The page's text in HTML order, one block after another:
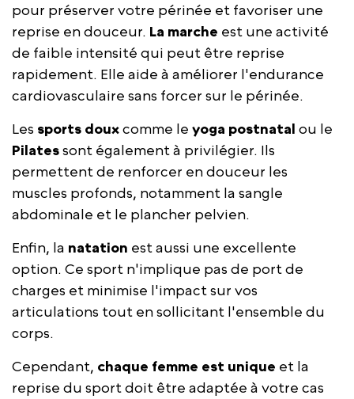
pour préserver votre périnée et favoriser une
reprise en douceur. La marche est une activité
de faible intensité qui peut être reprise
rapidement. Elle aide à améliorer l'endurance
cardiovasculaire sans forcer sur le périnée.
Les sports douxcomme le yoga postnatal ou le
Pilatessont également à privilégier. Ils
permettent de renforcer en douceur les
muscles profonds, notamment la sangle
abdominale et le plancher pelvien.
Enfin, la natation est aussi une excellente
option. Ce sport n'implique pas de port de
charges et minimise l'impact sur vos
articulations tout en sollicitant l'ensemble du
corps.
Cependant, chaque femme est unique et la
reprise du sport doit être adaptée à votre cas